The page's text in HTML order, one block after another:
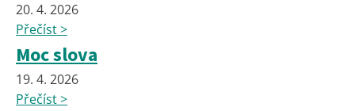
20. 4. 2026
Přečíst >
Moc slova
19. 4. 2026
Přečíst >